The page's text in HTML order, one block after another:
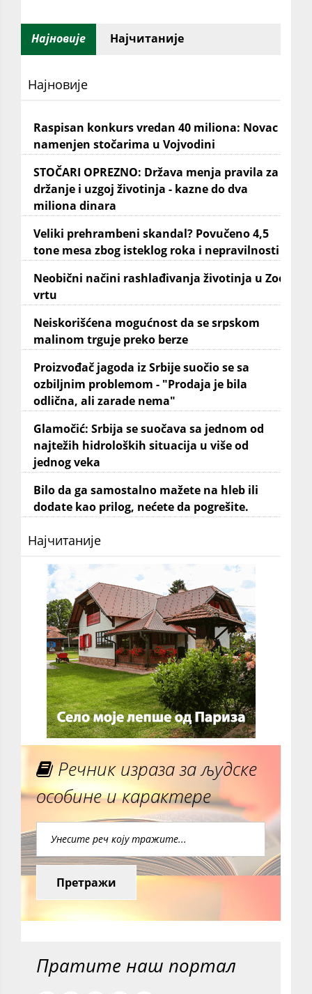
Најновије Најчитаније
Најновије
Raspisan konkurs vredan 40 miliona: Novac
namenjen stočarima u Vojvodini
STOČARI OPREZNO: Država menja pravila za
držanje i uzgoj životinja - kazne do dva
miliona dinara
Veliki prehrambeni skandal? Povučeno 4,5
tone mesa zbog isteklog roka i nepravilnosti
Neobični načini rashlađivanja životinja u Zoo
vrtu
Neiskorišćena mogućnost da se srpskom
malinom trguje preko berze
Proizvođač jagoda iz Srbije suočio se sa
ozbiljnim problemom - "Prodaja je bila
odlična, ali zarade nema"
Glamočić: Srbija se suočava sa jednom od
najtežih hidroloških situacija u više od
jednog veka
Bilo da ga samostalno mažete na hleb ili
dodate kao prilog, nećete da pogrešite.
Најчитаније
Речник израза за људске
особине и карактере
Претражи
Пратите наш портал